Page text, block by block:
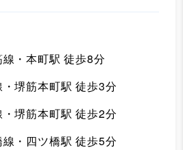
・本町駅 徒歩8分
堺筋本町駅 徒歩3分
堺筋本町駅 徒歩2分
・四ツ橋駅 徒歩5分